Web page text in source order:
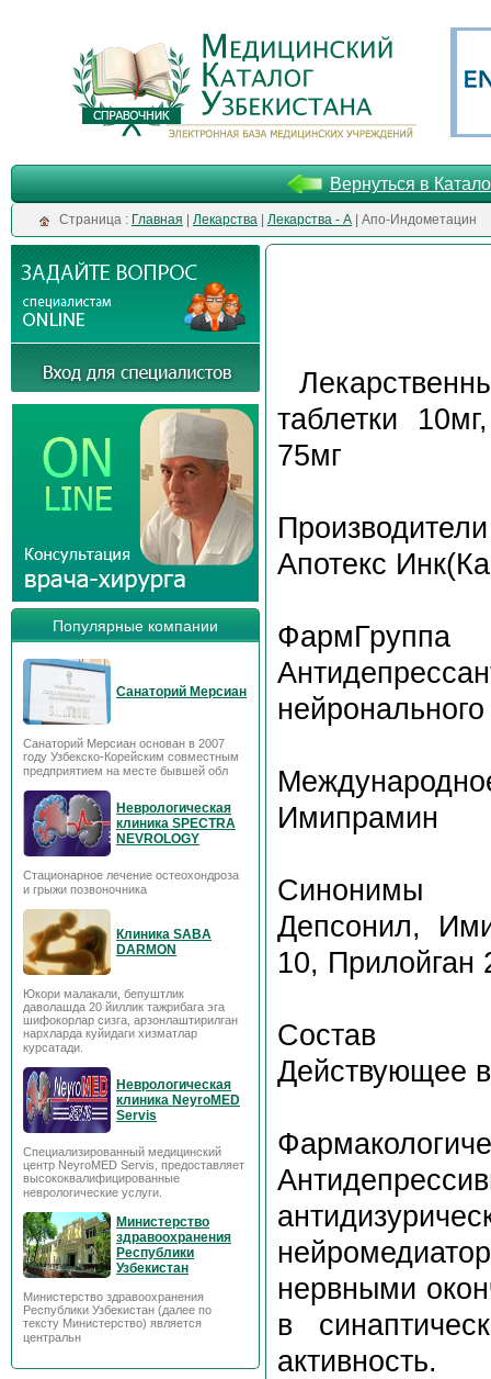
Вернуться в
Cтраница : Главная Лекарства Лекарства - А | Апо-Индометацин
Популярные компании
Санаторий Мерсиан
Санаторий Мерсиан основан в 2007
году Узбекско-Корейским совместным
предприятием на месте бывшей обл
Неврологическая
клиника SPECTRA
NEVROLOGY
Стационарное лечение остеохондроза
и грыжи позвоночника
Клиника SABA
DARMON
Юкори малакали, бепуштлик
даволашда 20 йиллик тажрибага эга
шифокорлар сизга, арзонлаштирилган
нархларда куйидаги хизматлар
курсатади.
Неврологическая
клиника NeyroMED
Servis
Специализированный медицинский
центр NeyroMED Servis, предоставляет
высококвалифицированные
неврологические услуги.
Министерство
здравоохранения
Республики
Узбекистан
Министерство здравоохранения
Республики Узбекистан (далее по
тексту Министерство) является
центральн
таблетки
75мг
Производители
Апотекс
ФармГруппа
нейронального
Имипрамин
Синонимы
Депсонил,
10, Прилойган
Состав
Действующее
нервными
в